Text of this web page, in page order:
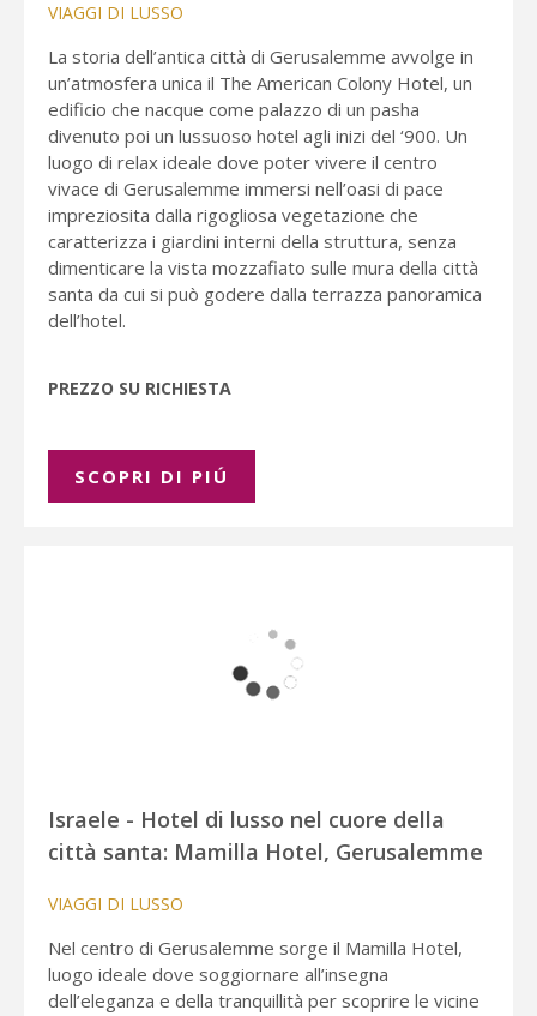
VIAGGI DI LUSSO
La storia dell’antica città di Gerusalemme avvolge in
un’atmosfera unica il The American Colony Hotel, un
edificio che nacque come palazzo di un pasha
divenuto poi un lussuoso hotel agli inizi del ‘900. Un
luogo di relax ideale dove poter vivere il centro
vivace di Gerusalemme immersi nell’oasi di pace
impreziosita dalla rigogliosa vegetazione che
caratterizza i giardini interni della struttura, senza
dimenticare la vista mozzafiato sulle mura della città
santa da cui si può godere dalla terrazza panoramica
dell’hotel.
PREZZO SU RICHIESTA
SCOPRI DI PIÚ
Israele - Hotel di lusso nel cuore della
città santa: Mamilla Hotel, Gerusalemme
VIAGGI DI LUSSO
Nel centro di Gerusalemme sorge il Mamilla Hotel,
luogo ideale dove soggiornare all’insegna
dell’eleganza e della tranquillità per scoprire le vicine